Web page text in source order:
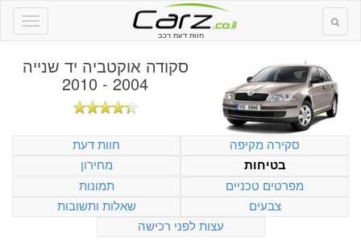
חוות דעת רכב
סקודה אוקטביה יד שנייה
2004 - 2010
סקירה מקיפה
חוות דעת
בטיחות
מחירון
מפרטים טכניים
תמונות
צבעים
שאלות ותשובות
עצות לפני רכישה